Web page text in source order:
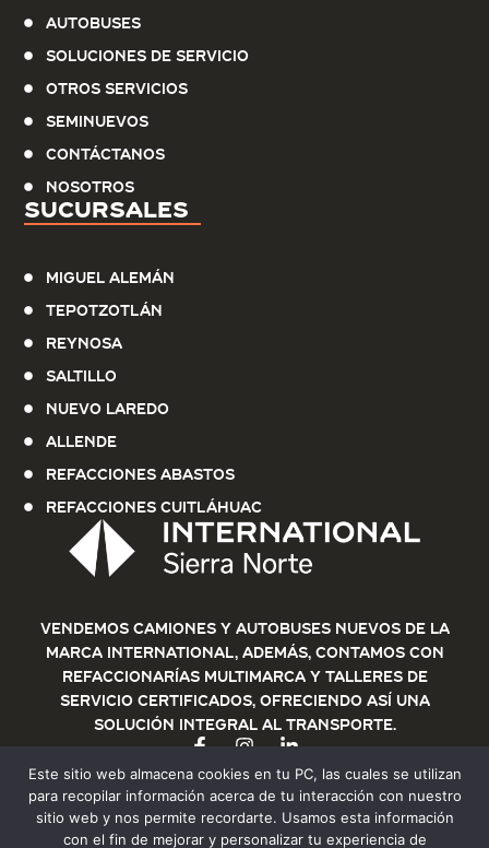
Vendemos Camiones y Autobuses nuevos de la
marca International, además, contamos con
refaccionarías multimarca y talleres de
servicio certificados, ofreciendo así una
solución integral al transporte.
Sucursales
Miguel Alemán
Tepotzotlán
Reynosa
Saltillo
Nuevo Laredo
Allende
Refacciones Abastos
Refacciones Cuitláhuac
Autobuses
Soluciones de servicio
Otros Servicios
Seminuevos
Contáctanos
Nosotros
Este sitio web almacena cookies en tu PC, las cuales se utilizan
para recopilar información acerca de tu interacción con nuestro
sitio web y nos permite recordarte. Usamos esta información
con el fin de mejorar y personalizar tu experiencia de